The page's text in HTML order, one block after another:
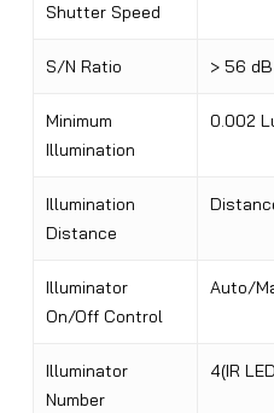
Shutter Speed
S/N Ratio > 56 dB
Minimum
Illumination
0.002
Illumination
Distance
Illuminator
On/Off Control
Auto/
Illuminator
Number
4(IR